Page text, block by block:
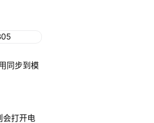
同步到模
会打开电